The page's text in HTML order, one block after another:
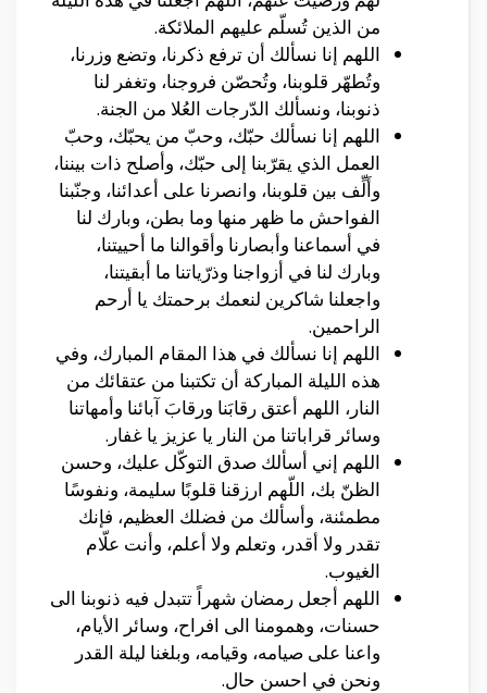
من الذين تُسلّم عليهم الملائكة.
اللهم إنا نسألك أن ترفع ذكرنا، وتضع وزرنا،
وتُطهّر قلوبنا، وتُحصّن فروجنا، وتغفر لنا
ذنوبنا، ونسألك الدّرجات العُلا من الجنة.
اللهم إنا نسألك حبّك، وحبّ من يحبّك، وحبّ
العمل الذي يقرّبنا إلى حبّك، وأصلح ذات بيننا،
وأَلِّف بين قلوبنا، وانصرنا على أعدائنا، وجنّبنا
الفواحش ما ظهر منها وما بطن، وبارك لنا
في أسماعنا وأبصارنا وأقوالنا ما أحييتنا،
وبارك لنا في أزواجنا وذرّياتنا ما أبقيتنا،
واجعلنا شاكرين لنعمك برحمتك يا أرحم
الراحمين.
اللهم إنا نسألك في هذا المقام المبارك، وفي
هذه الليلة المباركة أن تكتبنا من عتقائك من
النار، اللهم أعتق رقابَنا ورقابَ آبائنا وأمهاتنا
وسائر قراباتنا من النار يا عزيز يا غفار.
اللهم إني أسألك صدق التوكّل عليك، وحسن
الظنّ بك، اللّهم ارزقنا قلوبًا سليمة، ونفوسًا
مطمئنة، وأسألك من فضلك العظيم، فإنك
تقدر ولا أقدر، وتعلم ولا أعلم، وأنت علّام
الغيوب.
اللهم أجعل رمضان شهراً تتبدل فيه ذنوبنا الى
حسنات، وهمومنا الى افراح، وسائر الأيام،
واعنا على صيامه، وقيامه، وبلغنا ليلة القدر
ونحن في احسن حال.